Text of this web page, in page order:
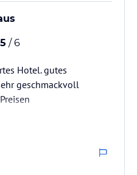
/ 6
Hotel. gutes
geschmackvoll